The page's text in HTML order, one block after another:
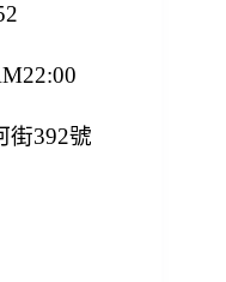
街392號